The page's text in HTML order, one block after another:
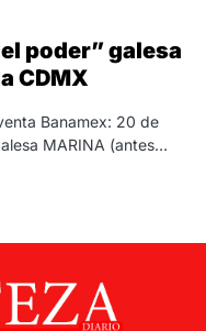
poder” galesa
CDMX
Banamex: 20 de
MARINA (antes…